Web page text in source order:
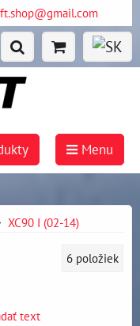
Menu
XC90 I (02-14)
6 položiek
text